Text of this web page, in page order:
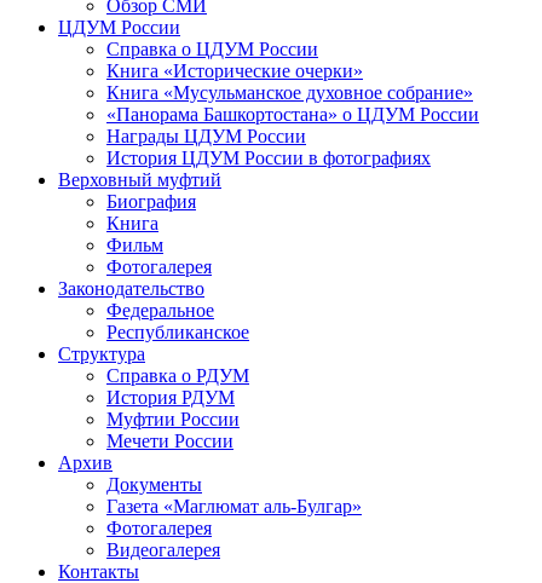
Обзор СМИ
ЦДУМ России
Справка о ЦДУМ России
Книга «Исторические очерки»
Книга «Мусульманское духовное собрание»
«Панорама Башкортостана» о ЦДУМ России
Награды ЦДУМ России
История ЦДУМ России в фотографиях
Верховный муфтий
Биография
Книга
Фильм
Фотогалерея
Законодательство
Федеральное
Республиканское
Структура
Справка о РДУМ
История РДУМ
Муфтии России
Мечети России
Архив
Документы
Газета «Маглюмат аль-Булгар»
Фотогалерея
Видеогалерея
Контакты